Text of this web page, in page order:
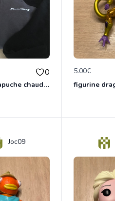
0
Sweat à capuche chaud homme star wars
5.00€
Joc09